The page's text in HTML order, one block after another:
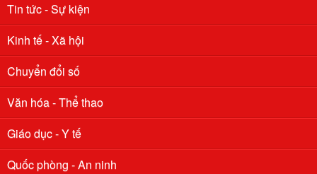
Tin tức - Sự kiện
Kinh tế - Xã hội
Chuyển đổi số
Văn hóa - Thể thao
Giáo dục - Y tế
Quốc phòng - An ninh
Xã Diễn Hồng thông báo lấy ý kiến cử tri về việc đổi tên đơn vị
hành chính cấp xã sau sắp xếp